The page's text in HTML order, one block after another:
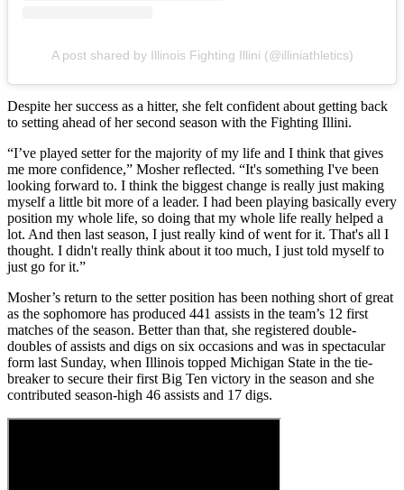
A post shared by Illinois Fighting Illini (@illiniathletics)
Despite her success as a hitter, she felt confident about getting back
to setting ahead of her second season with the Fighting Illini.
“I’ve played setter for the majority of my life and I think that gives
me more confidence,” Mosher reflected. “It's something I've been
looking forward to. I think the biggest change is really just making
myself a little bit more of a leader. I had been playing basically every
position my whole life, so doing that my whole life really helped a
lot. And then last season, I just really kind of went for it. That's all I
thought. I didn't really think about it too much, I just told myself to
just go for it.”
Mosher’s return to the setter position has been nothing short of great
as the sophomore has produced 441 assists in the team’s 12 first
matches of the season. Better than that, she registered double-
doubles of assists and digs on six occasions and was in spectacular
form last Sunday, when Illinois topped Michigan State in the tie-
breaker to secure their first Big Ten victory in the season and she
contributed season-high 46 assists and 17 digs.